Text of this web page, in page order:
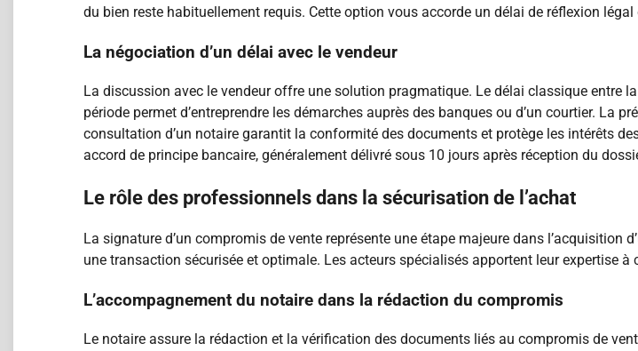
du bien reste habituellement requis. Cette option vous accorde un délai de réflexion
La négociation d’un délai avec le vendeur
La discussion avec le vendeur offre une solution pragmatique. Le délai classique entre
période permet d’entreprendre les démarches auprès des banques ou d’un courtier. La
consultation d’un notaire garantit la conformité des documents et protège les intérêts
accord de principe bancaire, généralement délivré sous 10 jours après réception du
Le rôle des professionnels dans la sécurisation de l’achat
La signature d’un compromis de vente représente une étape majeure dans
une transaction sécurisée et optimale. Les acteurs spécialisés apportent leur expertise à
L’accompagnement du notaire dans la rédaction du compromis
Le notaire assure la rédaction et la vérification des documents liés au compromis de